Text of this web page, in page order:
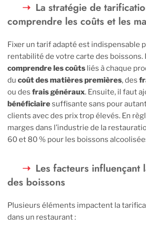
La stratégie de
comprendre les coûts et les
Fixer un tarif adapté est indispensable
rentabilité de votre carte des boissons.
comprendre les coûts liés à chaque
du coût des matières premières, des
ou des frais généraux. Ensuite, il faut
bénéficiairesuffisante sans pour
clients avec des prix trop élevés. En
marges dans l’industrie de la
60 et 80 % pour les boissons
Les facteurs influençant
des boissons
Plusieurs éléments impactent la
dans un restaurant :